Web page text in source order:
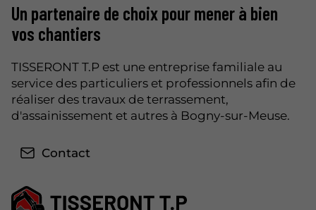
Un partenaire de choix pour mener à bien
vos chantiers
TISSERONT T.P est une entreprise familiale au
service des particuliers et professionnels afin de
réaliser des travaux de terrassement,
d'assainissement et autres à Bogny-sur-Meuse.
Contact